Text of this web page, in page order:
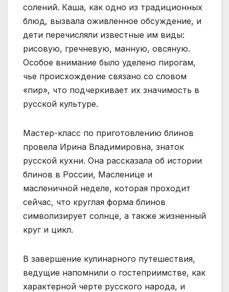
солений. Каша, как одно из традиционных
блюд, вызвала оживленное обсуждение, и
дети перечисляли известные им виды:
рисовую, гречневую, манную, овсяную.
Особое внимание было уделено пирогам,
чье происхождение связано со словом
«пир», что подчеркивает их значимость в
русской культуре.
Мастер-класс по приготовлению блинов
провела Ирина Владимировна, знаток
русской кухни. Она рассказала об истории
блинов в России, Масленице и
масленичной неделе, которая проходит
сейчас, что круглая форма блинов
символизирует солнце, а также жизненный
круг и цикл.
В завершение кулинарного путешествия,
ведущие напомнили о гостеприимстве, как
характерной черте русского народа, и